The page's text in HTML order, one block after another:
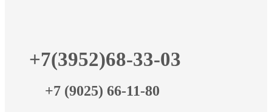
+7(3952)68-33-03
+7 (9025) 66-11-80